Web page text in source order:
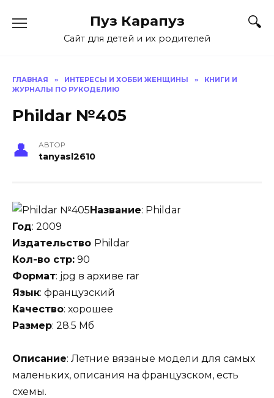
Пуз Карапуз
Сайт для детей и их родителей
ГЛАВНАЯ » ИНТЕРЕСЫ И ХОББИ ЖЕНЩИНЫ »
КНИГИ И
ЖУРНАЛЫ ПО РУКОДЕЛИЮ
Phildar №405
АВТОР
tanyasl2610
Название: Phildar
Год: 2009
Издательство Phildar
Кол-во стр: 90
Формат: jpg в архиве rar
Язык: французский
Качество: хорошее
Размер: 28.5 Мб
Описание: Летние вязаные модели для самых
маленьких, описания на французском, есть
схемы.